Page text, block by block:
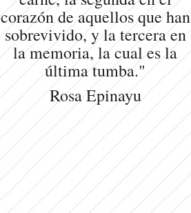
corazón de aquellos que han
sobrevivido, y la tercera en
la memoria, la cual es la
última tumba."
Rosa Epinayu